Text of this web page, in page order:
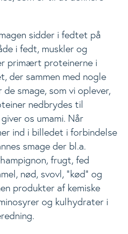
sidder i fedtet på
i fedt, muskler og
primært proteinerne i
der sammen med nogle
smage, som vi oplever,
nedbrydes til
os umami. Når
ind i billedet i forbindelse
smage der bl.a.
frugt, fed
nød, svovl, ”kød” og
produkter af kemiske
og kulhydrater i